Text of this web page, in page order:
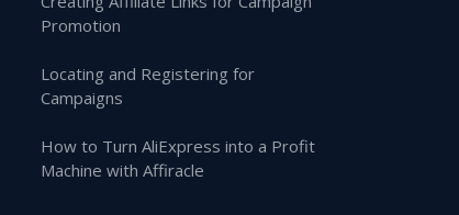
Promotion
Locating and Registering for
Campaigns
How to Turn AliExpress into a Profit
Machine with Affiracle